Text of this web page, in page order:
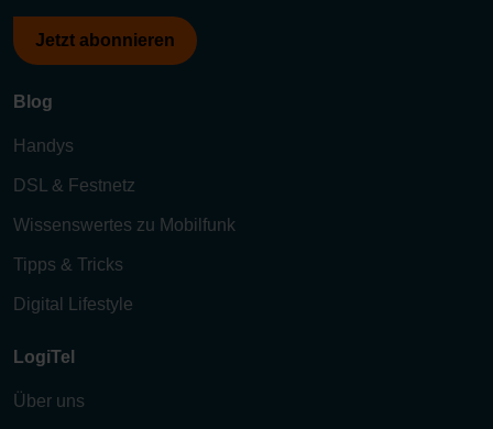
Jetzt abonnieren
Blog
Handys
DSL & Festnetz
Wissenswertes zu Mobilfunk
Tipps & Tricks
Digital Lifestyle
LogiTel
Über uns